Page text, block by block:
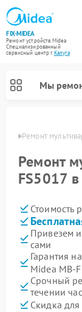
FIX-MIDEA
Ремонт устройств Midea
Специализированный
cервисный центр г.Калуга
Мы
Ремонт
Ремонт
FS5017 в
Стоимость
Привезем
сами
Гарантия
Midea MB-
Срочный
течении
Скидка для